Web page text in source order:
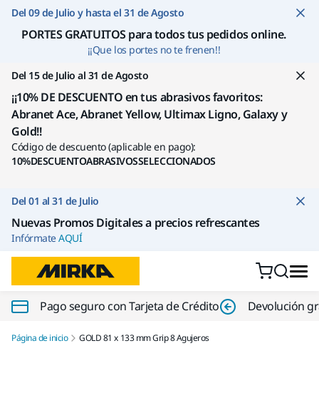
Ir a contenido
Del 09 de Julio y hasta el 31 de Agosto
PORTES GRATUITOS para todos tus pedidos online.
¡¡Que los portes no te frenen!!
Del 15 de Julio al 31 de Agosto
¡¡10% DE DESCUENTO en tus abrasivos favoritos:
Abranet Ace, Abranet Yellow, Ultimax Ligno, Galaxy y
Gold!!
Código de descuento (aplicable en pago):
10%DESCUENTOABRASIVOSSELECCIONADOS
Del 01 al 31 de Julio
Nuevas Promos Digitales a precios refrescantes
InfórmateAQUÍ
Pago seguro con Tarjeta de Crédito Devolución
Página de inicio GOLD 81 x 133 mm Grip 8 Agujeros